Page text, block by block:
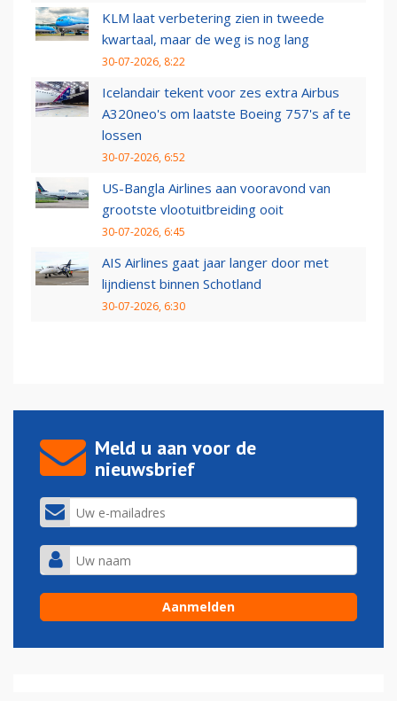
KLM laat verbetering zien in tweede
kwartaal, maar de weg is nog lang
30-07-2026, 8:22
Icelandair tekent voor zes extra Airbus
A320neo's om laatste Boeing 757's af te
lossen
30-07-2026, 6:52
US-Bangla Airlines aan vooravond van
grootste vlootuitbreiding ooit
30-07-2026, 6:45
AIS Airlines gaat jaar langer door met
lijndienst binnen Schotland
30-07-2026, 6:30
Meld u aan voor de
nieuwsbrief